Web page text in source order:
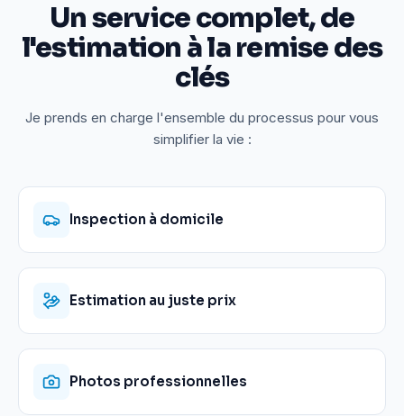
Un service complet, de
l'estimation à la remise des
clés
Je prends en charge l'ensemble du processus pour vous
simplifier la vie :
Inspection à domicile
Estimation au juste prix
Photos professionnelles